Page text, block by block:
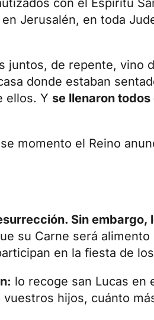
Jerusalén, en toda
juntos, de repente, vino
donde estaban
ellos. Y se llenaron
momento el Reino
Sin embargo,
su Carne será alimento
en la fiesta de
lo recoge san Lucas en
hijos, cuánto